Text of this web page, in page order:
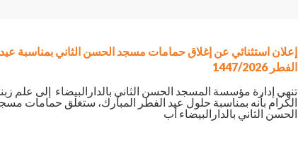
إعلان استثنائي عن إغلاق حمامات مسجد الحسن الثاني بمناسبة عيد
الفطر 1447/2026
تنهي إدارة مؤسسة المسجد الحسن الثاني بالدارالبيضاء إلى علم
الكرام بأنه بمناسبة حلول عيد الفطر المبارك، ستغلق حمامات
الحسن الثاني بالدارالبيضاء أب